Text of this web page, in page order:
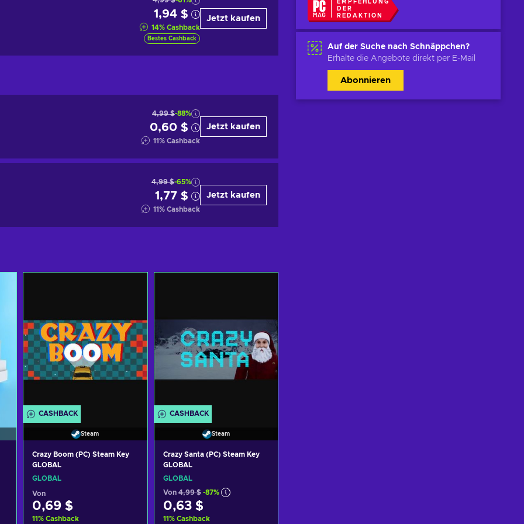
EMPFEHLUNG
DER
REDAKTION
Auf der Suche nach Schnäppchen?
Erhalte die Angebote direkt per E-Mail
Abonnieren
1,94 $
14% Cashback
Bestes Cashback
Jetzt kaufen
4,99 $-88%
0,60 $
11% Cashback
Jetzt kaufen
4,99 $-65%
1,77 $
11% Cashback
Jetzt kaufen
CASHBACK
Steam
Crazy Boom (PC) Steam Key
GLOBAL
GLOBAL
Von
0,69 $
11% Cashback
CASHBACK
Steam
Crazy Santa (PC) Steam Key
GLOBAL
GLOBAL
Von 4,99 $ -87%
0,63 $
11% Cashback